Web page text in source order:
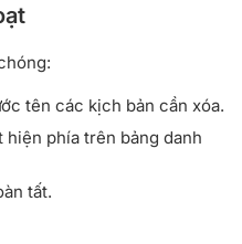
tên các kịch bản cần xóa.
hiện phía trên bảng danh
tất.